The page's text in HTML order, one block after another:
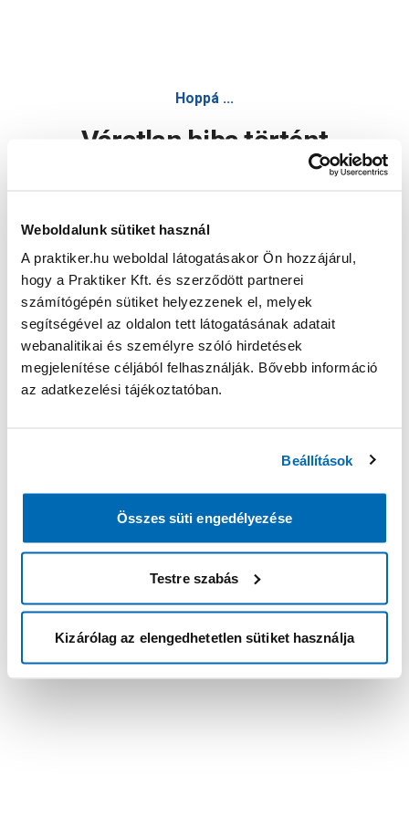
Weboldalunk sütiket használ
A praktiker.hu weboldal látogatásakor Ön hozzájárul,
hogy a Praktiker Kft. és szerződött partnerei
számítógépén sütiket helyezzenek el, melyek
segítségével az oldalon tett látogatásának adatait
webanalitikai és személyre szóló hirdetések
megjelenítése céljából felhasználják. Bővebb információ
az adatkezelési tájékoztatóban.
Beállítások
Összes süti engedélyezése
Testre szabás
Kizárólag az elengedhetetlen sütiket használja
Hoppá ...
Váratlan hiba történt
Oldal újratöltése